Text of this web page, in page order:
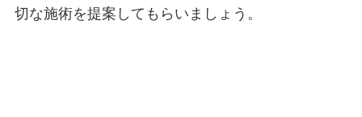
切な施術を提案してもらいましょう。